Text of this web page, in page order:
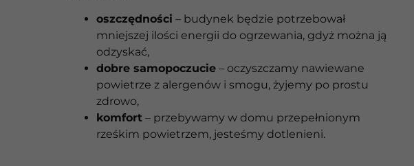
oszczędności – budynek będzie potrzebował
mniejszej ilości energii do ogrzewania, gdyż można ją
odzyskać,
dobre samopoczucie – oczyszczamy nawiewane
powietrze z alergenów i smogu, żyjemy po prostu
zdrowo,
komfort – przebywamy w domu przepełnionym
rześkim powietrzem, jesteśmy dotlenieni.